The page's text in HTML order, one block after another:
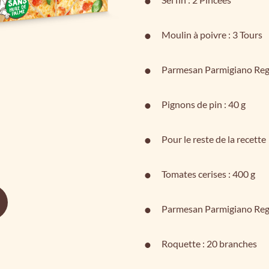
Moulin à poivre : 3 Tours
Parmesan Parmigiano
Pignons de pin : 40 g
Pour le reste de la recette
Tomates cerises : 400 g
Parmesan Parmigiano
Roquette : 20 branches